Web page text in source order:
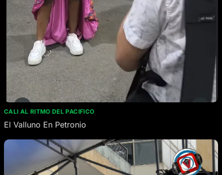
CALI AL RITMO DEL PACIFICO
El Valluno En Petronio